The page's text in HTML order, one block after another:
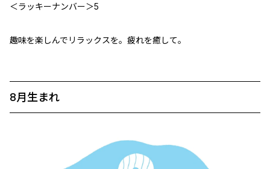
＜ラッキーナンバー＞5
趣味を楽しんでリラックスを。疲れを癒して。
8月生まれ